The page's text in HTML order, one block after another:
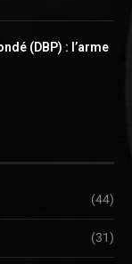
(DBP) : l’arme
(44)
(31)